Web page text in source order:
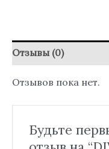
Отзывы (0)
Отзывов пока нет.
Будьте